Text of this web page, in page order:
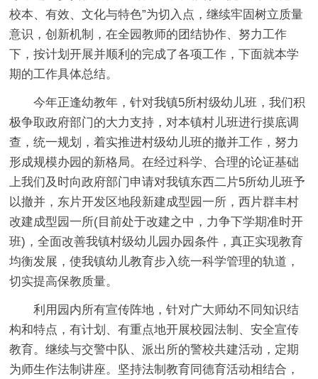
校本、有效、文化与特色”为切入点，继续牢固树立质量
意识，创新机制，在全园教师的团结协作、努力工作
下，按计划开展并顺利的完成了各项工作，下面就本学
期的工作具体总结。
今年正逢幼教年，针对我镇5所村级幼儿班，我们积
极争取政府部门的大力支持，对本镇村儿班进行摸底调
查，统一规划，着实推进村级幼儿班的撤并工作，努力
形成规模办园的新格局。在经过科学、合理的论证基础
上我们及时向政府部门申请对我镇东西二片5所幼儿班予
以撤并，东片开发区地段新建成型园一所，西片群丰村
改建成型园一所(目前处于改建之中，力争下学期准时开
班)，全面改善我镇村级幼儿园办园条件，真正实现教育
均衡发展，使我镇幼儿教育步入统一科学管理的轨道，
切实提高保教质量。
利用园内所有宣传阵地，针对广大师幼不同知识结
构和特点，有计划、有重点地开展校园法制、安全宣传
教育。继续与交警中队、派出所的警校共建活动，定期
为师生作法制讲座。坚持法制教育同德育活动相结合，